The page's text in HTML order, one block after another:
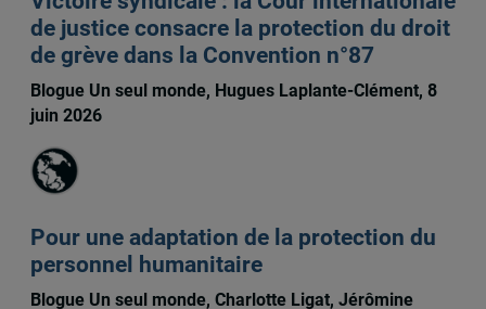
de justice consacre la protection du droit
de grève dans la Convention n°87
Blogue Un seul monde, Hugues Laplante-Clément, 8
juin 2026
Pour une adaptation de la protection du
personnel humanitaire
Blogue Un seul monde, Charlotte Ligat, Jérômine